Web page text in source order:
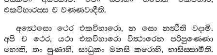
එකවිහාරස‍්ස ච වණ‍්ණවාදීති.
අත්‍ථෙසො
ථෙර එකවිහාරො,න සො නත්‍ථීති වදාමි.
අපි
ච ථෙර, යථා එකවිහාරො විත්‍ථාරෙන
පරිපුණ‍්ණො
හොති, තං සුණාහි,සාධුකං මනසි කරොහි,භාසිස‍්සාමීති.